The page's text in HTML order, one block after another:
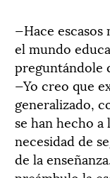
—Hace escasos
el mundo
preguntándole
—Yo creo que
generalizado,
se han hecho a
necesidad de
de la